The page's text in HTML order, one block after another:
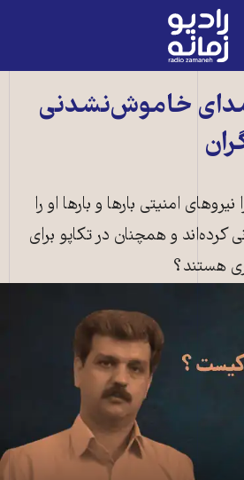
رادیو
زمانه
صفحه
اصلی
خاموش‌نشدنی
امنیتی بارها و بارها او را
کرده‌اند و همچنان در تکاپو برای
هستند؟